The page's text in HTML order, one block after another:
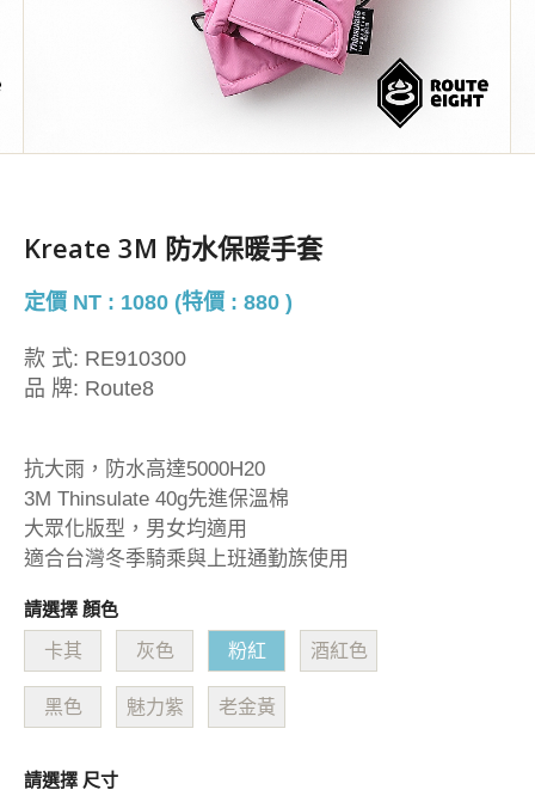
Kreate 3M 防水保暖手套
定價 NT : 1080 (特價 : 880 )
款 式: RE910300
品 牌: Route8
抗大雨，防水高達5000H20
3M Thinsulate 40g先進保溫棉
大眾化版型，男女均適用
適合台灣冬季騎乘與上班通勤族使用
請選擇 顏色
卡其 灰色 粉紅 酒紅色
黑色 魅力紫 老金黃
請選擇 尺寸